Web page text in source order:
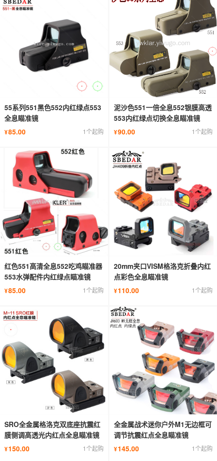
55系列551黑色552内红绿点553
全息瞄准镜
¥85.00 1个起购
泥沙色551一倍全息552银膜高透
553内红绿点切换全息瞄准镜
¥90.00 1个起购
红色551高清全息552吃鸡瞄准器
553水弹配件内红绿点瞄准镜
¥85.00 1个起购
20mm夹口VISM格洛克折叠内红
点彩色全息瞄准镜
¥110.00 1个起购
SRO全金属格洛克双底座抗震红
膜侧调高透光内红点全息瞄准镜
¥150.00 1个起购
全金属战术迷你户外M1无边框可
调节抗震红点全息瞄准镜
¥145.00 1个起购